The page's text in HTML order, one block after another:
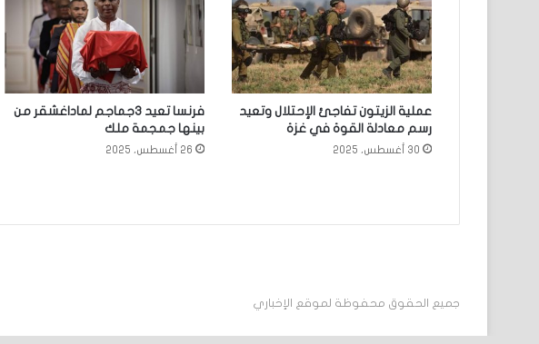
عملية الزيتون تفاجئ الإحتلال وتعيد
رسم معادلة القوة في غزة
30 أغسطس، 2025
فرنسا تعيد 3جماجم لماداغشقر من
بينها جمجمة ملك
26 أغسطس، 2025
جميع الحقوق محفوظة لموقع الإخباري